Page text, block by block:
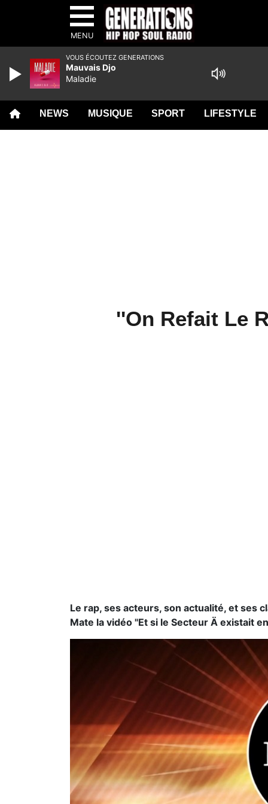
MENU
NEWS MUSIQUE SPORT LIFESTYLE
''On Refait Le
par Olivier Cachin, Sear et Jean-Pierre
Kenzy (Secteur Ä) et lâche ton
VOUS ÉCOUTEZ GENERATIONS
Mauvais Djo
Maladie